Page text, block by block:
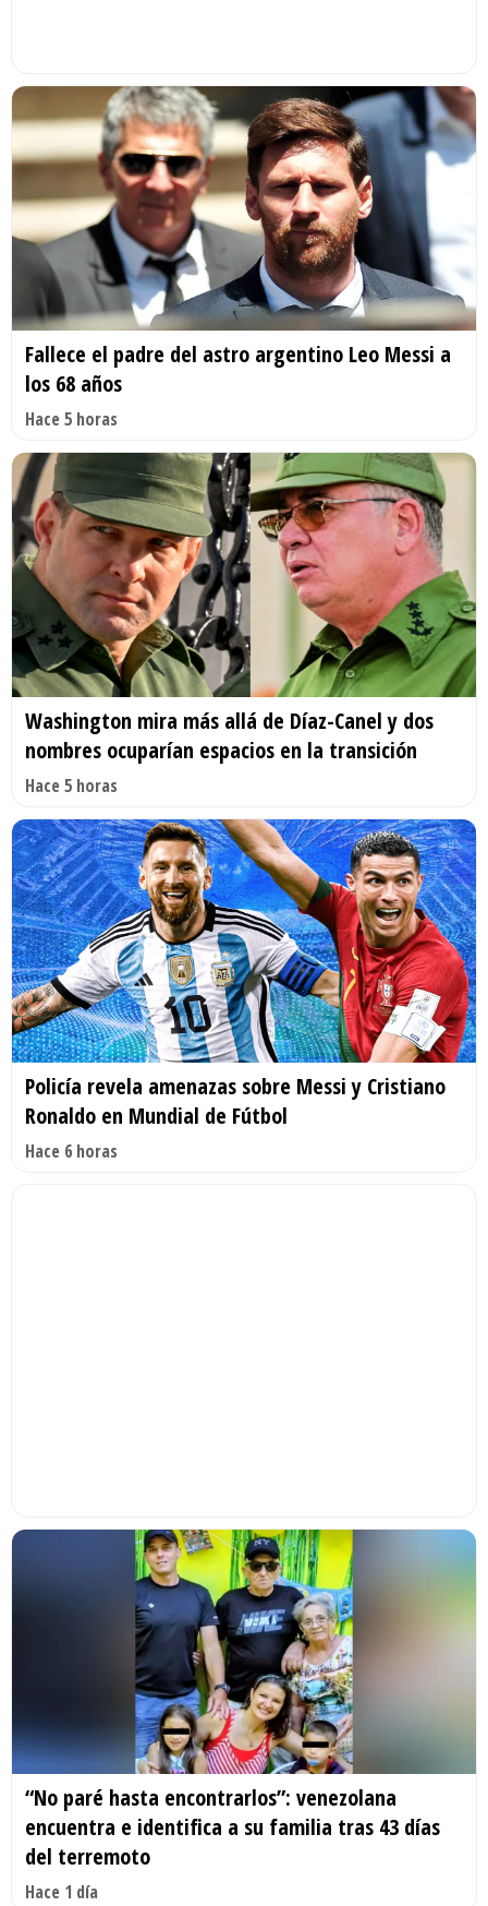
Fallece el padre del astro argentino Leo Messi a
los 68 años
Hace 5 horas
Washington mira más allá de Díaz-Canel y dos
nombres ocuparían espacios en la transición
Hace 5 horas
Policía revela amenazas sobre Messi y Cristiano
Ronaldo en Mundial de Fútbol
Hace 6 horas
“No paré hasta encontrarlos”: venezolana
encuentra e identifica a su familia tras 43 días
del terremoto
Hace 1 día